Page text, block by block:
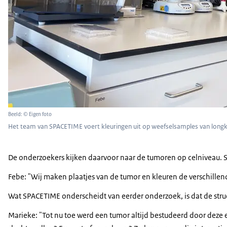
Beeld: © Eigen foto
Het team van SPACETIME voert kleuringen uit op weefselsamples van
De onderzoekers kijken daarvoor naar de tumoren op
Febe: "Wij maken plaatjes van de tumor en kleuren de
Wat SPACETIME onderscheidt van eerder onderzoek, is dat de
Marieke: "Tot nu toe werd een tumor altijd bestudeerd door